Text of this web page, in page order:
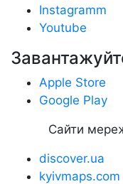
Instagramm
Youtube
Apple Store
Google Play
Сайти
discover.ua
kyivmaps.com